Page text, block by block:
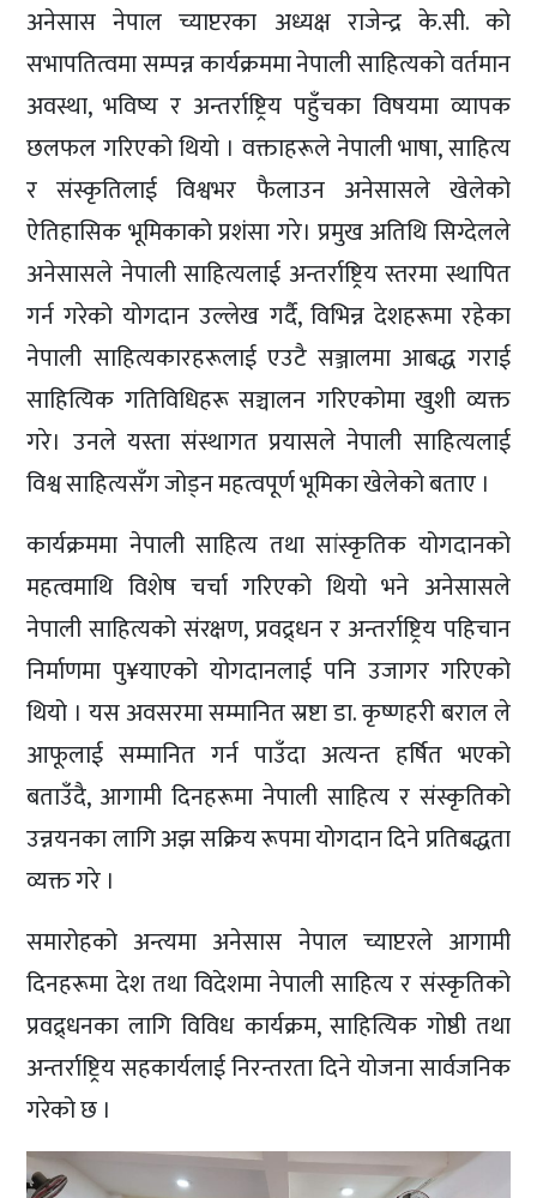
अनेसास नेपाल च्याप्टरका अध्यक्ष राजेन्द्र के.सी. को
सभापतित्वमा सम्पन्न कार्यक्रममा नेपाली साहित्यको वर्तमान
अवस्था, भविष्य र अन्तर्राष्ट्रिय पहुँचका विषयमा व्यापक
छलफल गरिएको थियो । वक्ताहरूले नेपाली भाषा, साहित्य
र संस्कृतिलाई विश्वभर फैलाउन अनेसासले खेलेको
ऐतिहासिक भूमिकाको प्रशंसा गरे। प्रमुख अतिथि सिग्देलले
अनेसासले नेपाली साहित्यलाई अन्तर्राष्ट्रिय स्तरमा स्थापित
गर्न गरेको योगदान उल्लेख गर्दै, विभिन्न देशहरूमा रहेका
नेपाली साहित्यकारहरूलाई एउटै सञ्जालमा आबद्ध गराई
साहित्यिक गतिविधिहरू सञ्चालन गरिएकोमा खुशी व्यक्त
गरे। उनले यस्ता संस्थागत प्रयासले नेपाली साहित्यलाई
विश्व साहित्यसँग जोड्न महत्वपूर्ण भूमिका खेलेको बताए ।
कार्यक्रममा नेपाली साहित्य तथा सांस्कृतिक योगदानको
महत्वमाथि विशेष चर्चा गरिएको थियो भने अनेसासले
नेपाली साहित्यको संरक्षण, प्रवद्र्धन र अन्तर्राष्ट्रिय पहिचान
निर्माणमा पु¥याएको योगदानलाई पनि उजागर गरिएको
थियो । यस अवसरमा सम्मानित स्रष्टा डा. कृष्णहरी बराल ले
आफूलाई सम्मानित गर्न पाउँदा अत्यन्त हर्षित भएको
बताउँदै, आगामी दिनहरूमा नेपाली साहित्य र संस्कृतिको
उन्नयनका लागि अझ सक्रिय रूपमा योगदान दिने प्रतिबद्धता
व्यक्त गरे ।
समारोहको अन्त्यमा अनेसास नेपाल च्याप्टरले आगामी
दिनहरूमा देश तथा विदेशमा नेपाली साहित्य र संस्कृतिको
प्रवद्र्धनका लागि विविध कार्यक्रम, साहित्यिक गोष्ठी तथा
अन्तर्राष्ट्रिय सहकार्यलाई निरन्तरता दिने योजना सार्वजनिक
गरेको छ ।